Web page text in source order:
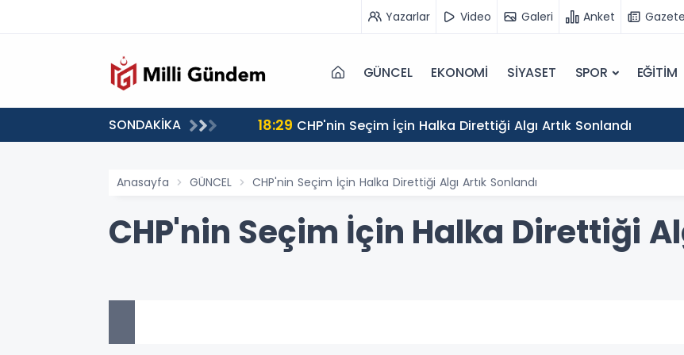
Yazarlar Video Galeri Anket
GÜNCEL EKONOMİ SİYASET SPOR EĞİTİM
SONDAKİKA 18:29 CHP'nin Seçim İçin Halka Direttiği Algı Artık Sonlandı
Anasayfa GÜNCEL CHP'nin Seçim İçin Halka Direttiği Algı Artık Sonlandı
CHP'nin Seçim İçin Halka Direttiği